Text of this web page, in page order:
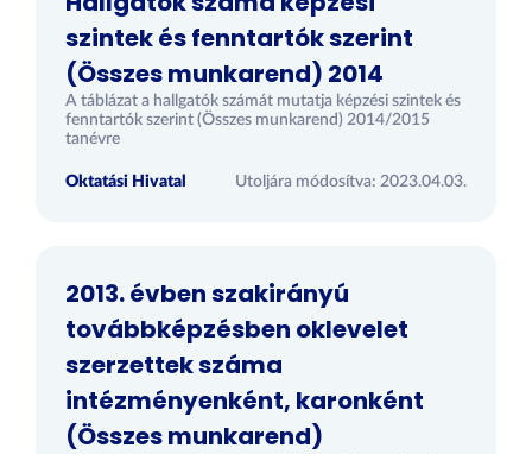
szintek és fenntartók szerint
(Összes munkarend) 2014
A táblázat a hallgatók számát mutatja képzési szintek és
fenntartók szerint (Összes munkarend) 2014/2015
tanévre
Oktatási Hivatal Utoljára módosítva: 2023.04.03.
2013. évben szakirányú
továbbképzésben oklevelet
szerzettek száma
intézményenként, karonként
(Összes munkarend)